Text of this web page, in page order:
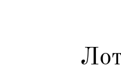
Лот